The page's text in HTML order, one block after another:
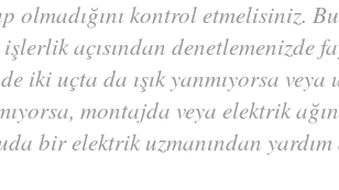
olmadığını kontrol etmelisiniz.
açısından denetlemenizde
iki uçta da ışık yanmıyorsa veya
montajda veya elektrik
bir elektrik uzmanından